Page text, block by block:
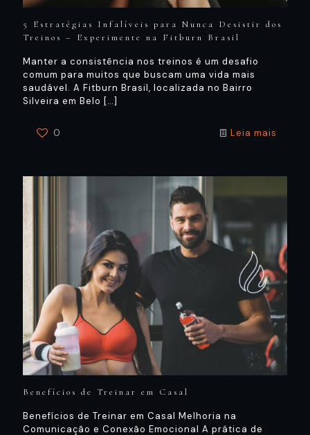
5 Estratégias Infalíveis para Nunca Desistir dos
Treinos – Experimente na Fitburn Brasil
Manter a consistência nos treinos é um desafio
comum para muitos que buscam uma vida mais
saudável. A Fitburn Brasil, localizada no Bairro
Silveira em Belo […]
0 Leia mais
Benefícios de Treinar em Casal
Benefícios de Treinar em Casal Melhoria na
Comunicação e Conexão Emocional A prática de